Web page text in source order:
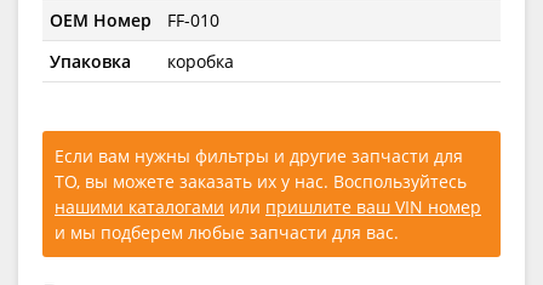
OEM Номер
FF-010
Упаковка
коробка
Если вам нужны фильтры и другие запчасти для
ТО, вы можете заказать их у нас. Воспользуйтесь
нашими каталогами или пришлите ваш VIN номер
и мы подберем любые запчасти для вас.